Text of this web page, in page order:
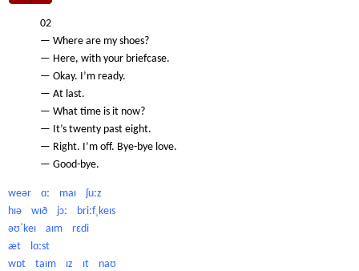
02
— Where are my shoes?
— Here, with your briefcase.
— Okay. I’m ready.
— At last.
— What time is it now?
— It’s twenty past eight.
— Right. I’m off. Bye-bye love.
— Good-bye.
weər ɑː maɪ ʃuːz
hɪə wɪð jɔː briːfˌkeɪs
əʊˈkeɪ aɪm rɛdi
æt lɑːst
wɒt taɪm ɪz ɪt naʊ